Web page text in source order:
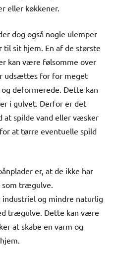
eller køkkener.
dog også nogle ulemper
sit hjem. En af de største
kan være følsomme over
udsættes for for meget
deformerede. Dette kan
i gulvet. Derfor er det
spilde vand eller væsker
at tørre eventuelle spild
er, at de ikke har
som trægulve.
industriel og mindre naturlig
trægulve. Dette kan være
at skabe en varm og